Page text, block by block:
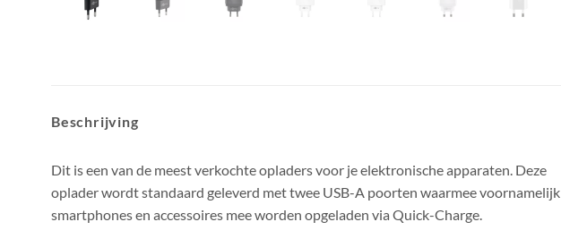
Beschrijving
Dit is een van de meest verkochte opladers voor je elektronische apparaten. Deze
oplader wordt standaard geleverd met twee USB-A poorten waarmee voornamelijk
smartphones en accessoires mee worden opgeladen via Quick-Charge.